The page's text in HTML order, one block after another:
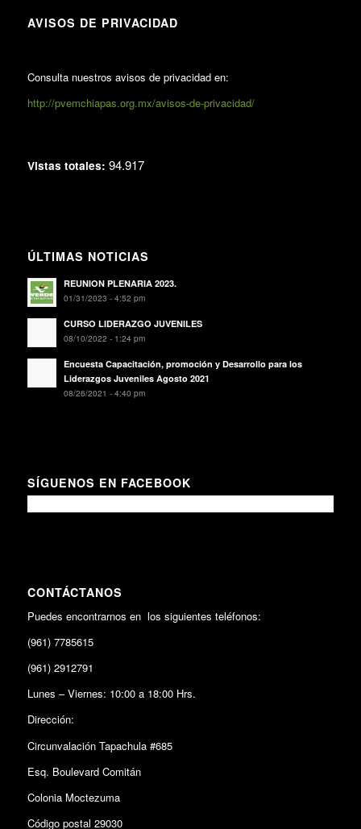
AVISOS DE PRIVACIDAD
Consulta nuestros avisos de privacidad en:
http://pvemchiapas.org.mx/avisos-de-privacidad/
Vistas totales: 94.917
ÚLTIMAS NOTICIAS
REUNION PLENARIA 2023.
01/31/2023 - 4:52 pm
CURSO LIDERAZGO JUVENILES
08/10/2022 - 1:24 pm
Encuesta Capacitación, promoción y Desarrollo para los
Liderazgos Juveniles Agosto 2021
08/26/2021 - 4:40 pm
SÍGUENOS EN FACEBOOK
CONTÁCTANOS
Puedes encontrarnos en los siguientes teléfonos:
(961) 7785615
(961) 2912791
Lunes – Viernes: 10:00 a 18:00 Hrs.
Dirección:
Circunvalación Tapachula #685
Esq. Boulevard Comitán
Colonia Moctezuma
Código postal 29030